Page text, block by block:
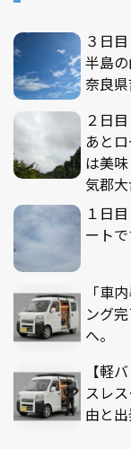
３日
半島
奈良県
２日
あと
は美
気郡大
１日
ート
「車
ング
へ。
【軽
スレ
由と